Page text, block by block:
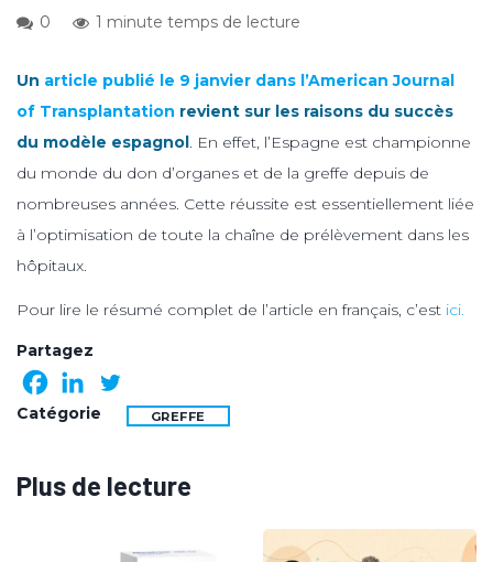
0
1 minute temps de lecture
Un article publié le 9 janvier dans l’American Journal
of Transplantation revient sur les raisons du succès
du modèle espagnol. En effet, l’Espagne est championne
du monde du don d’organes et de la greffe depuis de
nombreuses années. Cette réussite est essentiellement liée
à l’optimisation de toute la chaîne de prélèvement dans les
hôpitaux.
Pour lire le résumé complet de l’article en français, c’est ici.
Partagez
Catégorie GREFFE
Plus de lecture